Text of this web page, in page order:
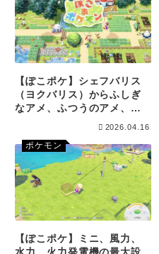
【ぽこポケ】シェフバリス
（ヨクバリス）からふしぎ
なアメ、ふつうのアメ、い
2026.04.16
ポケモン
【ぽこポケ】ミニ、風力、
水力、火力発電機の最大設